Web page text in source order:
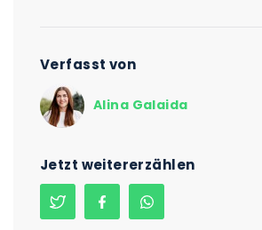
Verfasst von
Alina Galaida
Jetzt weitererzählen